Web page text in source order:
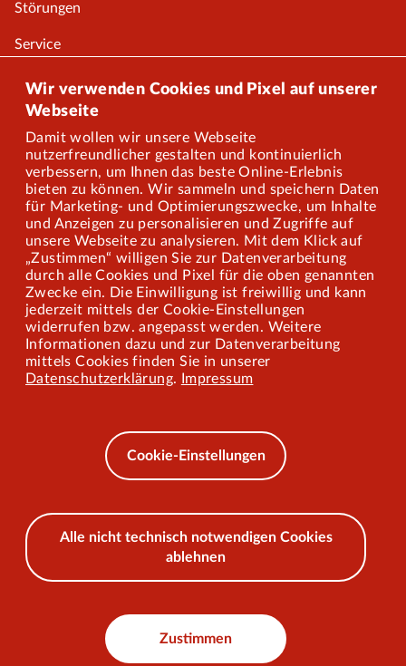
Wir verwenden Cookies und Pixel auf unserer
Webseite
Damit wollen wir unsere Webseite
nutzerfreundlicher gestalten und kontinuierlich
verbessern, um Ihnen das beste Online-Erlebnis
bieten zu können. Wir sammeln und speichern Daten
für Marketing- und Optimierungszwecke, um Inhalte
und Anzeigen zu personalisieren und Zugriffe auf
unsere Webseite zu analysieren. Mit dem Klick auf
„Zustimmen“ willigen Sie zur Datenverarbeitung
durch alle Cookies und Pixel für die oben genannten
Zwecke ein. Die Einwilligung ist freiwillig und kann
jederzeit mittels der Cookie-Einstellungen
widerrufen bzw. angepasst werden. Weitere
Informationen dazu und zur Datenverarbeitung
mittels Cookies finden Sie in unserer
Datenschutzerklärung. Impressum
Cookie-Einstellungen
Alle nicht technisch notwendigen Cookies
ablehnen
Zustimmen
Störungen
Service
Onlineshop
Über uns
Karriere
Presse
Mitarbeiterportal
Barrierefreiheit
Mobilität lernen